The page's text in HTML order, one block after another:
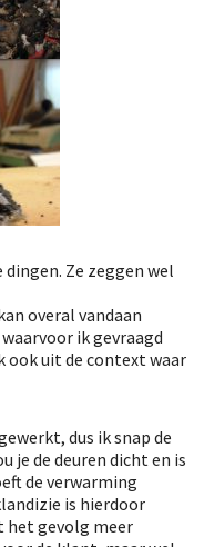
Ze zeggen wel
overal vandaan
ik gevraagd
ook uit de context waar
dus ik snap de
je de deuren dicht en is
de verwarming
is hierdoor
het gevolg meer